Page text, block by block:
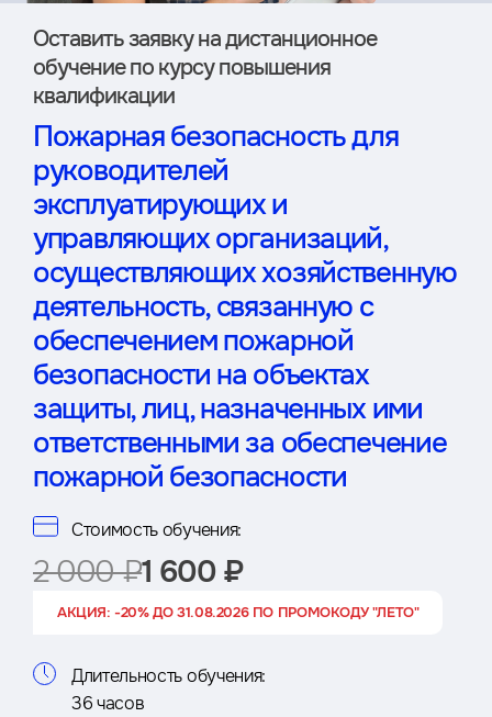
Оставить заявку на дистан­ционное
обучение по курсу повышения
квалификации
Пожарная безопасность для
руководителей
эксплуатирующих и
управляющих организаций,
осуществляющих хозяйственную
деятельность, связанную с
обеспечением пожарной
безопасности на объектах
защиты, лиц, назначенных ими
ответственными за обеспечение
пожарной безопасности
Стоимость обучения:
2 000 ₽1 600 ₽
АКЦИЯ: -20% ДО 31.08.2026 ПО ПРОМОКОДУ "ЛЕТО"
Длительность обучения:
36 часов